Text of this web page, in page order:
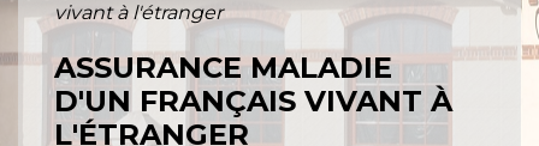
vivant à l'étranger
ASSURANCE MALADIE
D'UN FRANÇAIS VIVANT À
L'ÉTRANGER